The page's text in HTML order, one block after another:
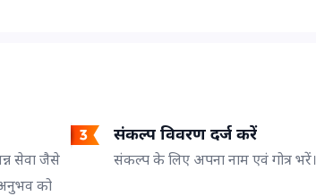
सेवा जैसे
को
संकल्प विवरण दर्ज करें
संकल्प के लिए अपना नाम एवं गोत्र भरें।